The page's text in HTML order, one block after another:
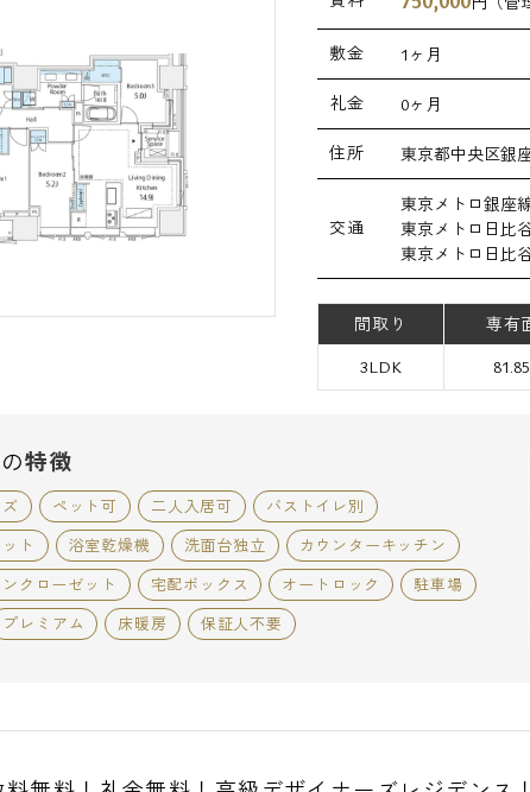
敷金 1ヶ月
礼金 0ヶ月
住所 東京都中央区銀
交通
東京メトロ銀座
東京メトロ日比
東京メトロ日比
間取り 専有
3LDK
特徴
ペット可 二人入居可
バストイレ別
ト
浴室乾燥機 洗面台独立
カウンターキッチン
クローゼット
宅配ボックス オートロック
駐車場
プレミアム 床暖房 保証人不要